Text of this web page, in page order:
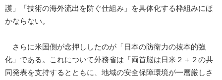
護」「技術の海外流出を防ぐ仕組み」を具体化する枠組みにほ
かならない。
さらに米国側が念押ししたのが「日本の防衛力の抜本的強
化」である。これについて外務省は「両首脳は日米２＋２の共
同発表を支持するとともに、地域の安全保障環境が一層厳しさ